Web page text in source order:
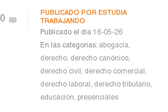
0
PUBLICADO POR ESTUDIA
TRABAJANDO
Publicado el día 16-05-26
En las categorías: abogacía,
derecho, derecho canónico,
derecho civil , derecho comercial ,
derecho laboral , derecho tributario,
educación, presenciales